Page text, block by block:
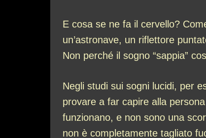
E cosa se ne fa il cervello?
un’astronave, un riflettore
Non perché il sogno “sappia”
Negli studi sui sogni lucidi, per
provare a far capire alla
funzionano, e non sono una
non è completamente tagliato